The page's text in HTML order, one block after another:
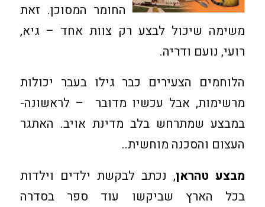
החומר המסוכן. זאת
משימה שיכול לבצע רק צוות אחד – גיא,
רועי, נועם ודריה.
הלוחמים הצעירים כבר גילו בעבר יכולות
מרשימות, אבל עכשיו מדובר – לראשונה-
במבצע שמתרחש בלב מדינת אויב. האתגר
העצום והסכנה מוחשית..
מבצע טהראן, נכתב לבקשת ילדים וילדות
בכל הארץ שביקשו עוד ספר בסדרה